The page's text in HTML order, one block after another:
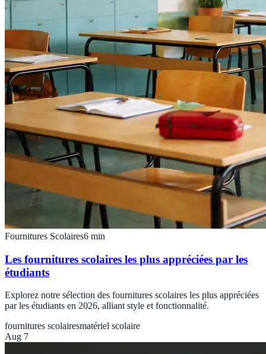
Fournitures Scolaires6 min
Les fournitures scolaires les plus appréciées par les
étudiants
Explorez notre sélection des fournitures scolaires les plus appréciées
par les étudiants en 2026, alliant style et fonctionnalité.
fournitures scolairesmatériel scolaire
Aug 7